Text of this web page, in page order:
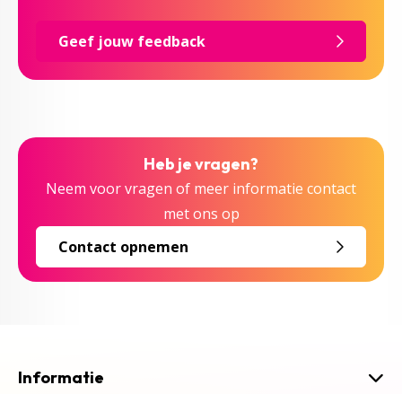
Geef jouw feedback
Heb je vragen?
Neem voor vragen of meer informatie contact
met ons op
Contact opnemen
Informatie